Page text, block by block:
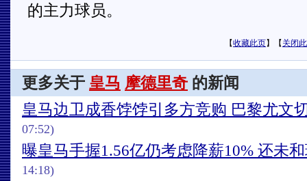
的主力球员。
【收藏此页】【 关闭
更多关于 皇马 摩德里奇 的新闻
皇马边卫成香饽饽引多方竞购 巴黎尤文
07:52)
曝皇马手握1.56亿仍考虑降薪10% 还未
14:18)